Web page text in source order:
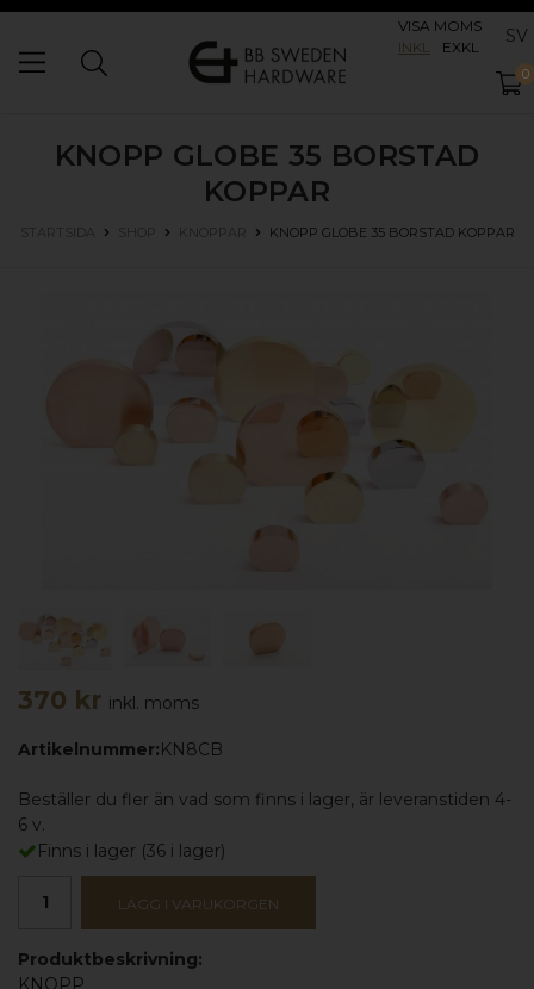
VISA MOMS
INKL
EXKL SV
0
KNOPP GLOBE 35 BORSTAD
KOPPAR
STARTSIDA SHOP KNOPPAR KNOPP GLOBE 35 BORSTAD KOPPAR
370 kr inkl. moms
Artikelnummer:KN8CB
Beställer du fler än vad som finns i lager, är leveranstiden 4-
6 v.
Finns i lager (36 i lager)
LÄGG I VARUKORGEN
Produktbeskrivning:
KNOPP